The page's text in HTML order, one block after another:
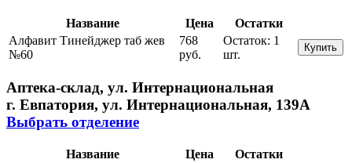
Название Цена
Остатки
Алфавит Тинейджер таб жев
№60
768
руб.
Остаток: 1
шт.
Купить
Аптека-склад, ул. Интернациональная
г. Евпатория, ул. Интернациональная, 139А
Выбрать отделение
Название Цена
Остатки